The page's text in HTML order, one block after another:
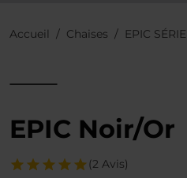
Accueil Chaises EPIC SÉRIE
EPIC Noir/Or
(2 Avis)